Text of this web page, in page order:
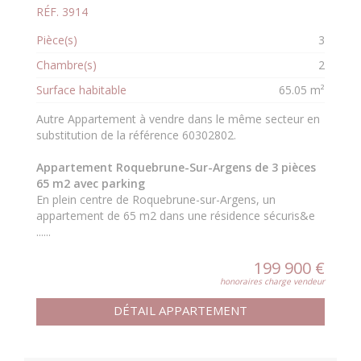
RÉF. 3914
Pièce(s)
3
Chambre(s)
2
Surface habitable
65.05 m²
Autre Appartement à vendre dans le même secteur en
substitution de la référence 60302802.
Appartement Roquebrune-Sur-Argens de 3 pièces
65 m2 avec parking
En plein centre de Roquebrune-sur-Argens, un
appartement de 65 m2 dans une résidence sécuris&e
......
199 900 €
honoraires charge vendeur
DÉTAIL APPARTEMENT